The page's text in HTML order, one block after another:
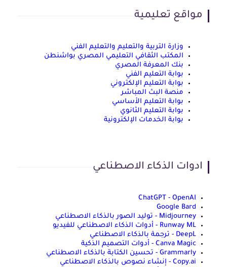
مواقع تعليمية
وزارة التربية والتعليم والتعليم الفني
المكتب الثقافي التعليمي المصري بواشنطن
بنك المعرفة المصري
بوابة التعليم الفني
بوابة التعليم الإلكتروني
منصة البث المباشر
بوابة التعليم الأساسي
بوابة التعليم الثانوي
بوابة الخدمات الإلكترونية
ادوات الذكاء الاصطناعي
ChatGPT - OpenAI
Google Bard
Midjourney - توليد الصور بالذكاء الاصطناعي
Runway ML - أدوات الذكاء الاصطناعي للفيديو
DeepL - ترجمة بالذكاء الاصطناعي
Canva Magic - أدوات التصميم الذكية
Grammarly - تحسين الكتابة بالذكاء الاصطناعي
Copy.ai - إنشاء نصوص بالذكاء الاصطناعي